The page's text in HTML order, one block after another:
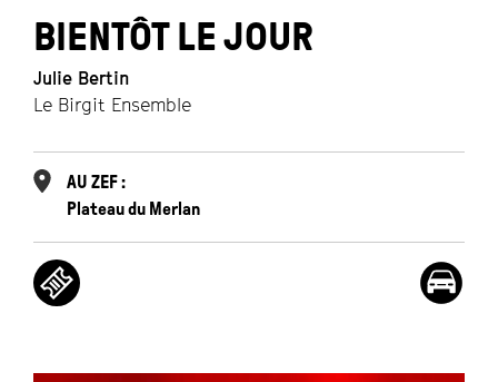
BIENTÔT LE JOUR
Julie Bertin
Le Birgit Ensemble
AU ZEF :
Plateau du Merlan